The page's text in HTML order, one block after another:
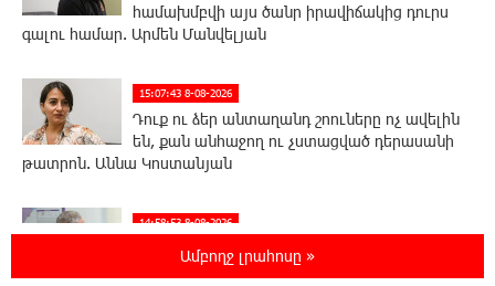
համախմբվի այս ծանր իրավիճակից դուրս
գալու համար. Արմեն Մանվելյան
15:07:43 8-08-2026
Դուք ու ձեր անտաղանդ շոուները ոչ ավելին
են, քան անհաջող ու չստացված դերասանի
թատրոն. Աննա Կոստանյան
14:58:53 8-08-2026
Միայն հանրային մեծ աջակցության
պարագայում ընդդիմությունը կկարողանա
Ամբողջ լրահոսը »